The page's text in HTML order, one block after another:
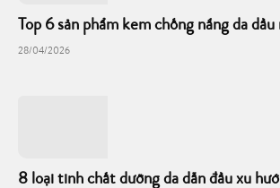
Top 6 sản phẩm kem chống nắng da dầu
28/04/2026
8 loại tinh chất dưỡng da dẫn đầu xu